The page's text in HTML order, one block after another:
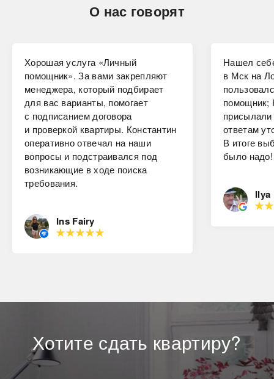
О нас говорят
Хорошая услуга «Личный
помощник». За вами закрепляют
менеджера, который подбирает
для вас варианты, помогает
с подписанием договора
и проверкой квартиры. Константин
оперативно отвечал на наши
вопросы и подстраивался под
возникающие в ходе поиска
требования.
Ins Fairy
Нашел
в Мск на
помощник;
ответам
В итоге
было надо!
Ilya
Хотите сдать квартиру?